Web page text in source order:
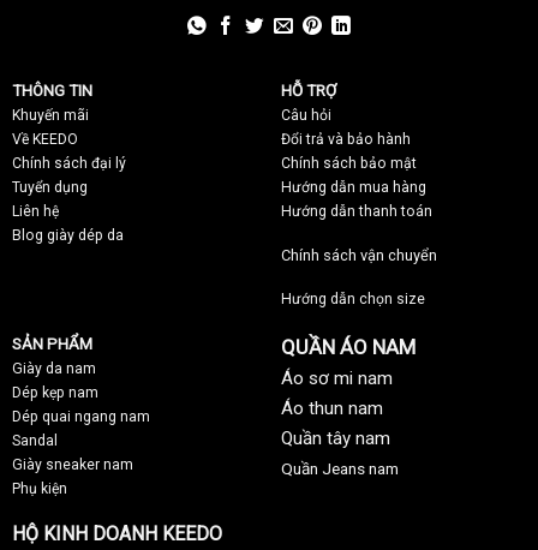
THÔNG TIN
Khuyến mãi
Về KEEDO
Chính sách đại lý
Tuyển dụng
Liên hệ
Blog giày dép da
HỖ TRỢ
Câu hỏi
Đổi trả và bảo hành
Chính sách bảo mật
Hướng dẫn mua hàng
Hướng dẫn thanh toán
Chính sách vận chuyển
Hướng dẫn chọn size
SẢN PHẨM
Giày da nam
Dép kẹp nam
Dép quai ngang nam
Sandal
Giày sneaker nam
Phụ kiện
QUẦN ÁO NAM
Áo sơ mi nam
Áo thun nam
Quần tây nam
Quần Jeans nam
HỘ KINH DOANH KEEDO